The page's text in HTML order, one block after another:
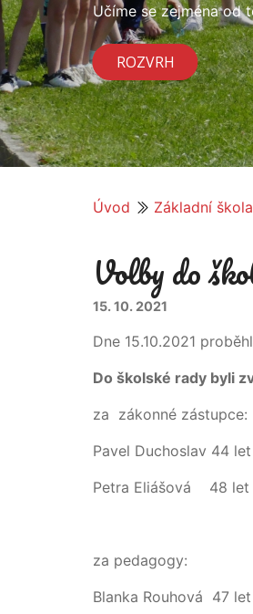
Učíme se zejména od
ROZVRH
Úvod Základní škola
Volby do
15. 10. 2021
Dne 15.10.2021
Do školské rady byli
za zákonné zástupce:
Pavel Duchoslav 44
Petra Eliášová 48
za pedagogy:
Blanka Rouhová 47